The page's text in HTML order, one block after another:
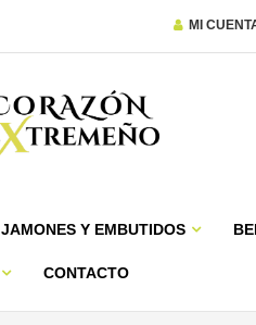
MI
JAMONES Y EMBUTIDOS
CONTACTO